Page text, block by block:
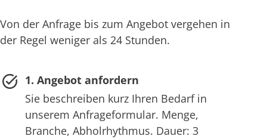
Von der Anfrage bis zum Angebot vergehen in
der Regel weniger als 24 Stunden.
1. Angebot anfordern
Sie beschreiben kurz Ihren Bedarf in
unserem Anfrageformular. Menge,
Branche, Abholrhythmus. Dauer: 3